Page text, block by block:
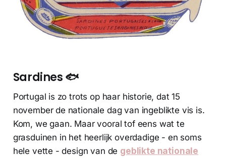
Sardines 🐟
Portugal is zo trots op haar historie, dat 15
november de nationale dag van ingeblikte vis is.
Kom, we gaan. Maar vooral tof eens wat te
grasduinen in het heerlijk overdadige - en soms
hele vette - design van de geblikte nationale